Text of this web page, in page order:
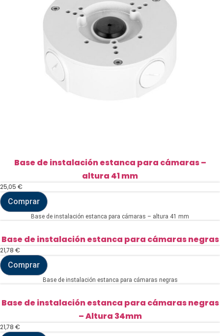
Base de instalación estanca para cámaras –
altura 41 mm
25,05 €
Base
de
instalación
para
cámaras
-
altura
41
mm
cantidad
Comprar
Base de instalación estanca para cámaras – altura 41 mm
Base de instalación estanca para cámaras negras
21,78 €
Base
de
instalación
para
cámaras
cantidad
Comprar
Base de instalación estanca para cámaras negras
Base de instalación estanca para cámaras negras
– Altura 34mm
21,78 €